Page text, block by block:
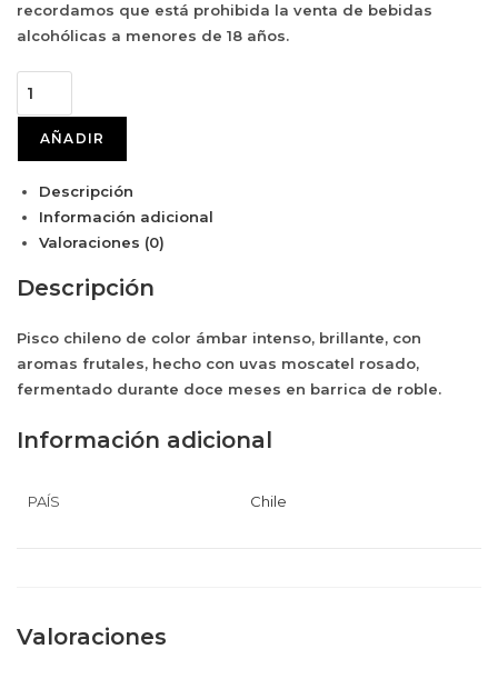
recordamos que está prohibida la venta de bebidas
alcohólicas a menores de 18 años.
PISCO
ALTO
DEL
CARMEN
70
CL
40%
VOL
AÑADIR
Descripción
Información adicional
Valoraciones (0)
Descripción
Pisco chileno de color ámbar intenso, brillante, con
aromas frutales, hecho con uvas moscatel rosado,
fermentado durante doce meses en barrica de roble.
Información adicional
PAÍS Chile
Valoraciones